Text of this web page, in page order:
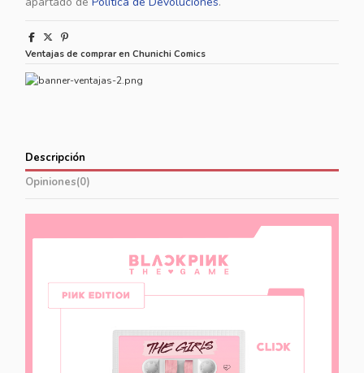
Ventajas de comprar en Chunichi Comics
Descripción
Opiniones(0)